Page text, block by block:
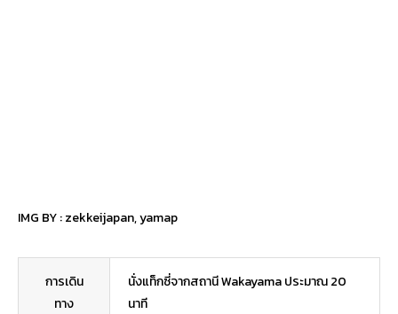
IMG BY :zekkeijapan,yamap
การเดิน
ทาง
นั่งแท็กซี่จากสถานี Wakayama ประมาณ 20
นาที